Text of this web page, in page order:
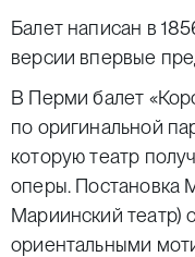
Балет написан в
версии впервые
В Перми балет
по оригинальной
которую театр
оперы. Постановка
Мариинский театр)
ориентальными